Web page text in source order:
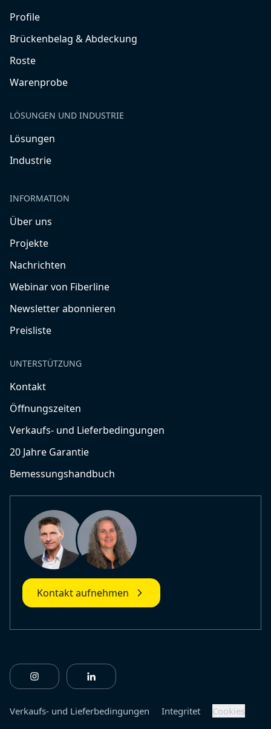
Profile
Brückenbelag & Abdeckung
Roste
Warenprobe
LÖSUNGEN UND INDUSTRIE
Lösungen
Industrie
INFORMATION
Über uns
Projekte
Nachrichten
Webinar von Fiberline
Newsletter abonnieren
Preisliste
UNTERSTÜTZUNG
Kontakt
Öffnungszeiten
Verkaufs- und Lieferbedingungen
20 Jahre Garantie
Bemessungshandbuch
Kontakt aufnehmen
https://www.instagram.com/
https://www.linkedin.com/company/
Verkaufs- und Lieferbedingungen Integritet Cookies